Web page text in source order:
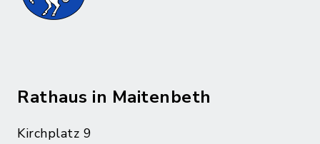
Rathaus in Maitenbeth
Kirchplatz 9